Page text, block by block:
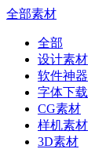
全部素材
全部
设计素材
软件神器
字体下载
CG素材
样机素材
3D素材